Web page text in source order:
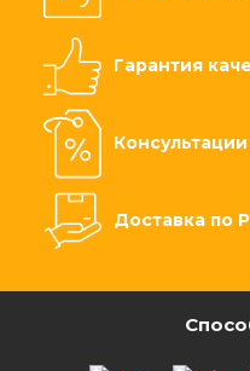
Гарантия
Доставка по